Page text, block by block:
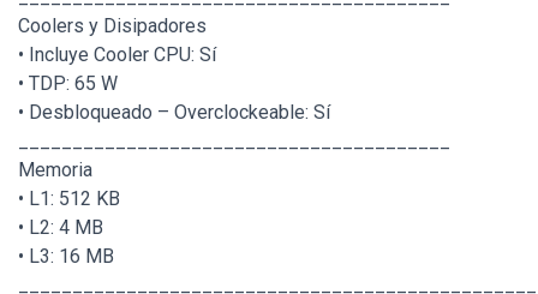
Coolers y Disipadores
• Incluye Cooler CPU: Sí
• TDP: 65 W
• Desbloqueado – Overclockeable: Sí
Memoria
• L1: 512 KB
• L2: 4 MB
• L3: 16 MB